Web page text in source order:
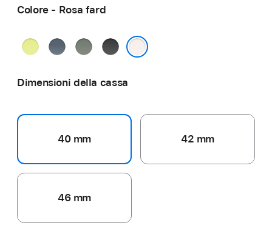
Colore - Rosa fard
Giallo
Blu
Grigioverde
Nero
Dimensioni della cassa
40 mm 42 mm
46 mm